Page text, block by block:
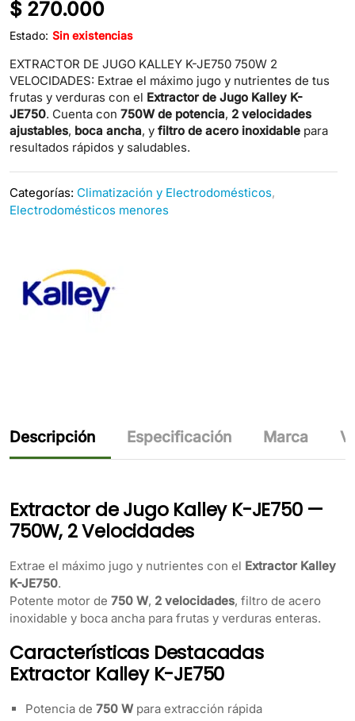
$ 270.000
Estado: Sin existencias
EXTRACTOR DE JUGO KALLEY K-JE750 750W 2
VELOCIDADES: Extrae el máximo jugo y nutrientes de tus
frutas y verduras con el Extractor de Jugo Kalley K-
JE750. Cuenta con 750W de potencia, 2 velocidades
ajustables, boca ancha, y filtro de acero inoxidable para
resultados rápidos y saludables.
Categorías: Climatización y Electrodomésticos,
Electrodomésticos menores
Descripción Especificación Marca
Extractor de Jugo Kalley K-JE750 —
750W, 2 Velocidades
Extrae el máximo jugo y nutrientes con el Extractor Kalley
K-JE750.
Potente motor de 750 W, 2 velocidades, filtro de acero
inoxidable y boca ancha para frutas y verduras enteras.
Características Destacadas
Extractor Kalley K-JE750
Potencia de 750 Wpara extracción rápida